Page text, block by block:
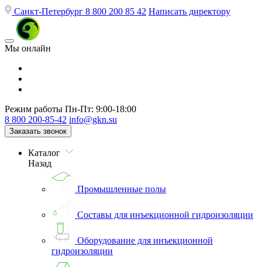
Санкт-Петербург 8 800 200 85 42 Написать директору
Мы онлайн
Режим работы Пн-Пт: 9:00-18:00
8 800 200-85-42 info@gkn.su
Заказать звонок
Каталог
Назад
Промышленные полы
Составы для инъекционной гидроизоляции
Оборудование для инъекционной
гидроизоляции